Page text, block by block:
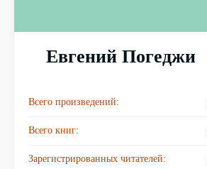
Евгений Погеджи
Всего произведений:
Всего книг:
Зарегистрированных читателей: